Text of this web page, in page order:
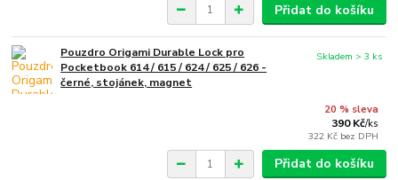
Přidat do košíku
Pouzdro Origami Durable Lock pro
Pocketbook 614 / 615 / 624 / 625 / 626 -
černé, stojánek, magnet
20 % sleva
390 Kč/ks
322 Kč bez DPH
Skladem > 3 ks
Přidat do košíku